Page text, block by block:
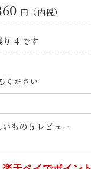
円（内税）
り 4 です
ください
もの５レビュー